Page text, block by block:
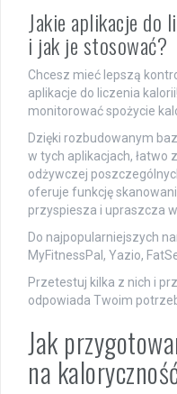
Jakie aplikacje do
i jak je stosować?
Chcesz mieć lepszą
aplikacje do liczenia
monitorować spożycie
Dzięki rozbudowanym
w tych aplikacjach,
odżywczej
oferuje funkcję
przyspiesza i upraszcza
Do najpopularniejszych
MyFitnessPal, Yazio,
Przetestuj kilka z nich i
odpowiada Twoim
Jak
na